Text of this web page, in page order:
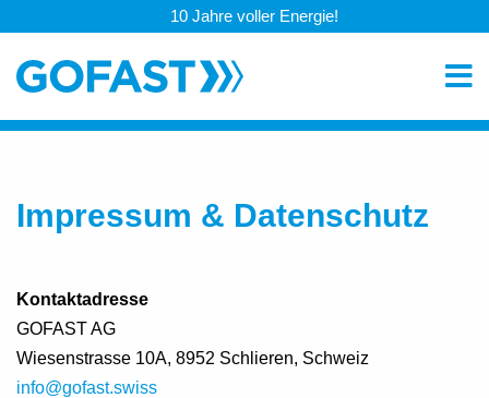
10 Jahre voller Energie!
Impressum & Datenschutz
Kontaktadresse
GOFAST AG
Wiesenstrasse 10A, 8952 Schlieren, Schweiz
info@gofast.swiss